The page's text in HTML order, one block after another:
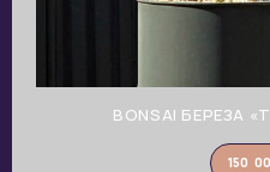
BONSAI БЕРЕЗА
150